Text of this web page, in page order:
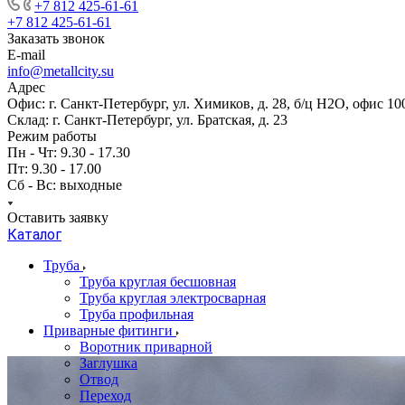
+7 812 425-61-61
+7 812 425-61-61
Заказать звонок
E-mail
info@metallcity.su
Адрес
Офис: г. Санкт-Петербург, ул. Химиков, д. 28, б/ц Н2О, офис
Склад: г. Санкт-Петербург, ул. Братская, д. 23
Режим работы
Пн - Чт: 9.30 - 17.30
Пт: 9.30 - 17.00
Сб - Вс: выходные
Оставить заявку
Каталог
Труба
Труба круглая бесшовная
Труба круглая электросварная
Труба профильная
Приварные фитинги
Воротник приварной
Заглушка
Отвод
Переход